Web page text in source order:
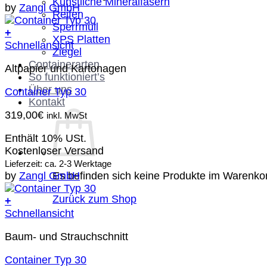
Reifen
Sperrmüll
XPS Platten
Ziegel
Containerarten
So funktioniert’s
Über uns
Kontakt
Es befinden sich keine Produkte im
Zurück zum Shop
by Zangl GmbH
+
Schnellansicht
Altpapier und Kartonagen
Container Typ 30
319,00€ inkl. MwSt
Enthält 10% USt.
Kostenloser Versand
Lieferzeit: ca. 2-3 Werktage
by Zangl GmbH
+
Schnellansicht
Baum- und Strauchschnitt
Container Typ 30